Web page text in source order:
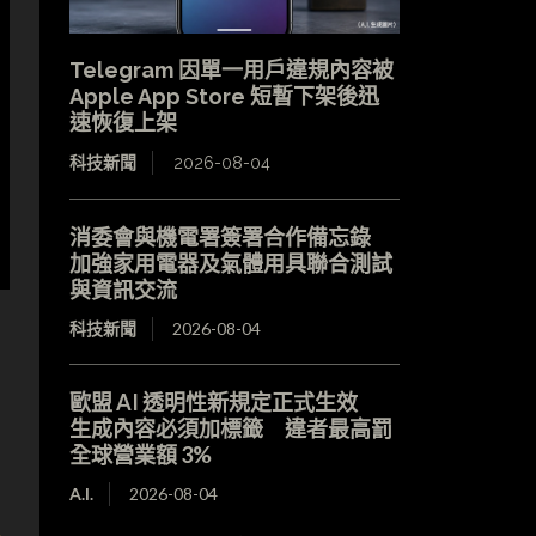
Telegram 因單一用戶違規內容被
Apple App Store 短暫下架後迅
速恢復上架
科技新聞 2026-08-04
消委會與機電署簽署合作備忘錄
加強家用電器及氣體用具聯合測試
與資訊交流
科技新聞 2026-08-04
歐盟 AI 透明性新規定正式生效
生成內容必須加標籤 違者最高罰
全球營業額 3%
A.I. 2026-08-04